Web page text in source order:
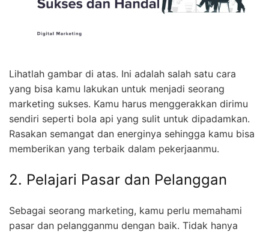
Lihatlah gambar di atas. Ini adalah salah satu cara
yang bisa kamu lakukan untuk menjadi seorang
marketing sukses. Kamu harus menggerakkan dirimu
sendiri seperti bola api yang sulit untuk dipadamkan.
Rasakan semangat dan energinya sehingga kamu bisa
memberikan yang terbaik dalam pekerjaanmu.
2. Pelajari Pasar dan Pelanggan
Sebagai seorang marketing, kamu perlu memahami
pasar dan pelangganmu dengan baik. Tidak hanya